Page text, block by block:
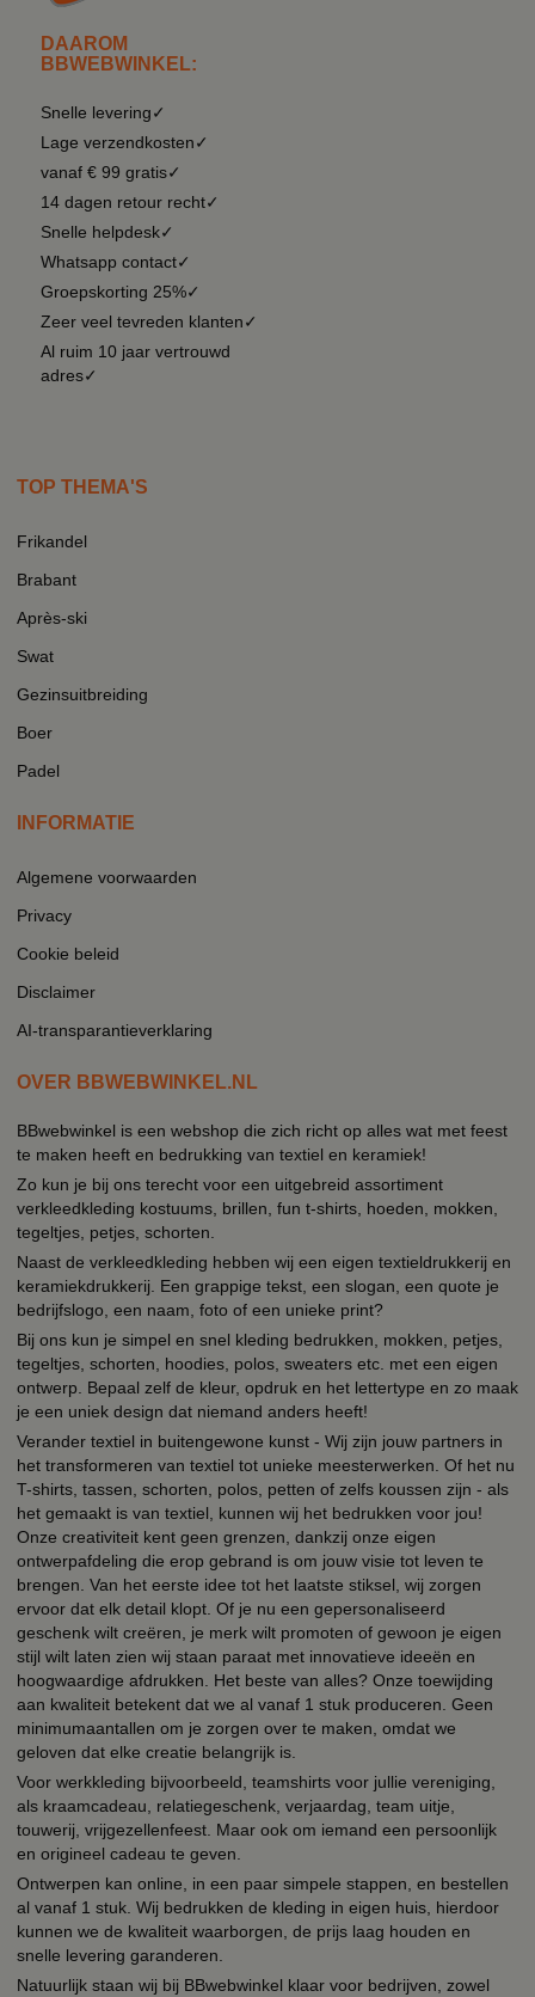
DAAROM
BBWEBWINKEL:
Snelle levering✓
Lage verzendkosten✓
vanaf € 99 gratis✓
14 dagen retour recht✓
Snelle helpdesk✓
Whatsapp contact✓
Groepskorting 25%✓
Zeer veel tevreden klanten✓
Al ruim 10 jaar vertrouwd
adres✓
TOP THEMA'S
Frikandel
Brabant
Après-ski
Swat
Gezinsuitbreiding
Boer
Padel
INFORMATIE
Algemene voorwaarden
Privacy
Cookie beleid
Disclaimer
AI-transparantieverklaring
OVER BBWEBWINKEL.NL
BBwebwinkel is een webshop die zich richt op alles wat met feest
te maken heeft en bedrukking van textiel en keramiek!
Zo kun je bij ons terecht voor een uitgebreid assortiment
verkleedkleding kostuums, brillen, fun t-shirts, hoeden, mokken,
tegeltjes, petjes, schorten.
Naast de verkleedkleding hebben wij een eigen textieldrukkerij en
keramiekdrukkerij. Een grappige tekst, een slogan, een quote je
bedrijfslogo, een naam, foto of een unieke print?
Bij ons kun je simpel en snel kleding bedrukken, mokken, petjes,
tegeltjes, schorten, hoodies, polos, sweaters etc. met een eigen
ontwerp. Bepaal zelf de kleur, opdruk en het lettertype en zo maak
je een uniek design dat niemand anders heeft!
Verander textiel in buitengewone kunst - Wij zijn jouw partners in
het transformeren van textiel tot unieke meesterwerken. Of het nu
T-shirts, tassen, schorten, polos, petten of zelfs koussen zijn - als
het gemaakt is van textiel, kunnen wij het bedrukken voor jou!
Onze creativiteit kent geen grenzen, dankzij onze eigen
ontwerpafdeling die erop gebrand is om jouw visie tot leven te
brengen. Van het eerste idee tot het laatste stiksel, wij zorgen
ervoor dat elk detail klopt. Of je nu een gepersonaliseerd
geschenk wilt creëren, je merk wilt promoten of gewoon je eigen
stijl wilt laten zien wij staan paraat met innovatieve ideeën en
hoogwaardige afdrukken. Het beste van alles? Onze toewijding
aan kwaliteit betekent dat we al vanaf 1 stuk produceren. Geen
minimumaantallen om je zorgen over te maken, omdat we
geloven dat elke creatie belangrijk is.
Voor werkkleding bijvoorbeeld, teamshirts voor jullie vereniging,
als kraamcadeau, relatiegeschenk, verjaardag, team uitje,
touwerij, vrijgezellenfeest. Maar ook om iemand een persoonlijk
en origineel cadeau te geven.
Ontwerpen kan online, in een paar simpele stappen, en bestellen
al vanaf 1 stuk. Wij bedrukken de kleding in eigen huis, hierdoor
kunnen we de kwaliteit waarborgen, de prijs laag houden en
snelle levering garanderen.
Natuurlijk staan wij bij BBwebwinkel klaar voor bedrijven, zowel